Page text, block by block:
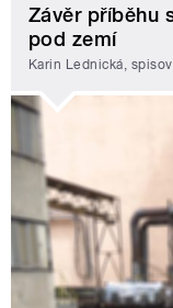
Závěr příběhu
pod zemí
Karin Lednická,